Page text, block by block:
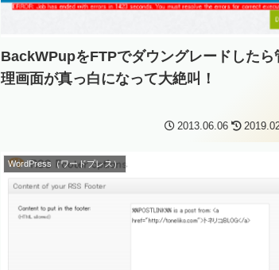
BackWPupをFTPでダウングレードしたら
理画面が真っ白になって大絶叫！
2013.06.06
WordPress（ワードプレス）